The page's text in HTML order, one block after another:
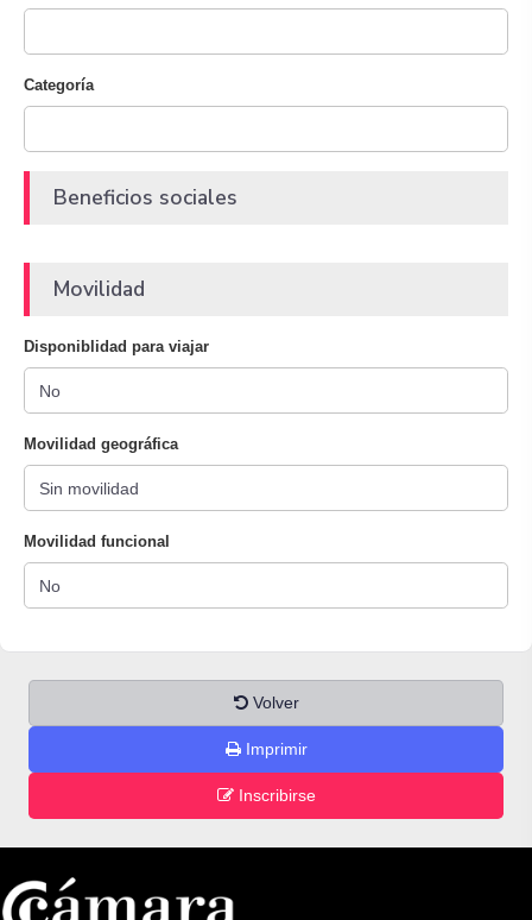
Categoría
Beneficios sociales
Movilidad
Disponiblidad para viajar
Movilidad geográfica
Movilidad funcional
Volver
Imprimir
Inscribirse